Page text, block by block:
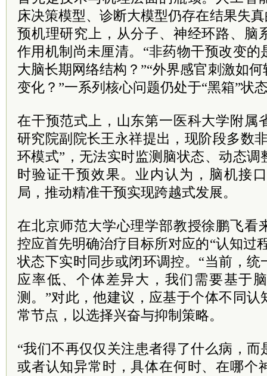
床决策模型、诊断大模型仍存在结果失
预机理研究上，从分子、神经环路、脑
作用机制尚未厘清。“非药物干预改变
大脑长期网络结构？”“外界感官刺激如
变化？”一系列核心问题仍处于“黑箱”状
在干预范式上，山东第一医科大学附属
研究院副院长王永祥提出，现阶段多数
环模式”，无法实时监测脑状态、动态
时验证干预效果。业内认为，脑机接
局，推动精准干预实现跨越式发展。
在北京师范大学心理学部教授徐鹏飞看
控应首先明确治疗目标所对应的“认知过
状态下实时同步或闭环调控。“当前，
应率低、个体差异大，我们需要基于
测。”对此，他建议，应基于个体不同
常节点，以选择兴奋与抑制策略。
“我们不再仅仅关注患者得了什么病，
或者认知异常时，具体在何时、在哪个